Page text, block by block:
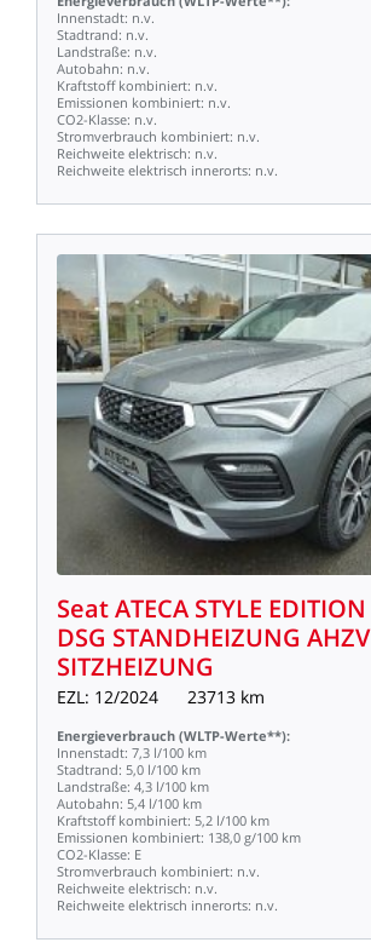
Innenstadt: n.v.
Stadtrand: n.v.
Landstraße: n.v.
Autobahn: n.v.
Kraftstoff kombiniert: n.v.
Emissionen kombiniert: n.v.
CO2-Klasse: n.v.
Stromverbrauch kombiniert: n.v.
Reichweite elektrisch: n.v.
Reichweite elektrisch innerorts: n.v.
SeatATECA STYLE EDITION
DSG STANDHEIZUNG AHZV
SITZHEIZUNG
EZL: 12/2024 23713 km
Energieverbrauch (WLTP-Werte**):
Innenstadt: 7,3 l/100 km
Stadtrand: 5,0 l/100 km
Landstraße: 4,3 l/100 km
Autobahn: 5,4 l/100 km
Kraftstoff kombiniert: 5,2 l/100 km
Emissionen kombiniert: 138,0 g/100 km
CO2-Klasse: E
Stromverbrauch kombiniert: n.v.
Reichweite elektrisch: n.v.
Reichweite elektrisch innerorts: n.v.